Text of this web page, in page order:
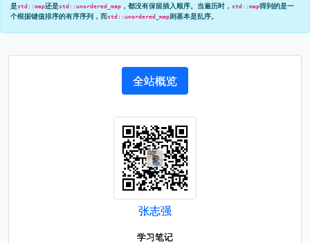
是std::map还是std::unordered_map ，都没有保留插入顺序。当遍历时， std::map得到的是一
个根据键值排序的有序序列，而std::unordered_map则基本是乱序。
全站概览
张志强
学习笔记